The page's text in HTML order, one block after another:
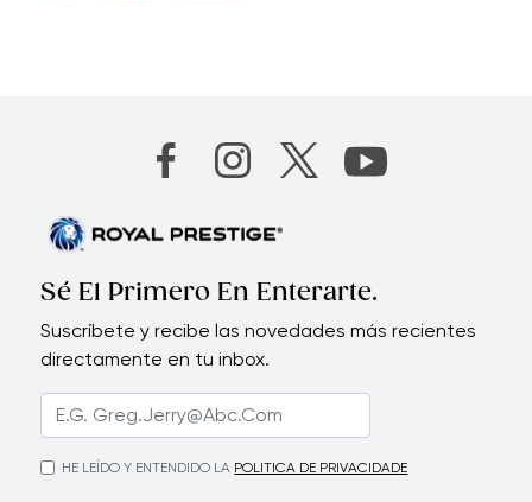
Sé El Primero En Enterarte.
Suscríbete y recibe las novedades más recientes
directamente en tu inbox.
HE LEÍDO Y ENTENDIDO LA POLITICA DE PRIVACIDADE